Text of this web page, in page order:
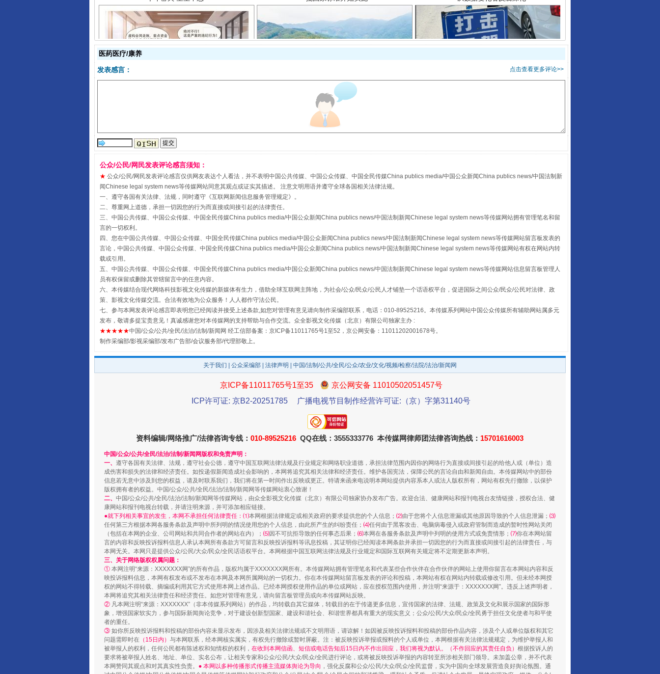
受贿1.44亿！段成刚被判无期
全民健身五年计划来了！等你上场
阿坝州三大球赛在茂县开幕 规模最大的光氢储一体化项目 走走走！国家喊你健身啦
国家大学科技园优化重塑工作 镜头丨大暑三秋近
医药医疗/康养
点击查看更多评论>>
发表感言：
公众/公民/网民发表评论感言须知：
★ 公众/公民/网民发表评论感言仅供网友表达个人看法，并不表明中国公共传媒、中国公众传媒、中国全民传媒China publics media/中国公众新闻China publics news/中国法制新
闻Chinese legal system news等传媒网站同意其观点或证实其描述。 注意文明用语并遵守全球各国相关法律法规。
一、遵守各国有关法律、法规，同时遵守《互联网新闻信息服务管理规定》。
二、尊重网上道德，承担一切因您的行为而直接或间接引起的法律责任。
三、中国公共传媒、中国公众传媒、中国全民传媒China publics media/中国公众新闻China publics news/中国法制新闻Chinese legal system news等传媒网站拥有管理笔名和留
言的一切权利。
四、您在中国公共传媒、中国公众传媒、中国全民传媒China publics media/中国公众新闻China publics news/中国法制新闻Chinese legal system news等传媒网站留言板发表的
言论，中国公共传媒、中国公众传媒、中国全民传媒China publics media/中国公众新闻China publics news/中国法制新闻Chinese legal system news等传媒网站有权在网站内转
载或引用。
五、中国公共传媒、中国公众传媒、中国全民传媒China publics media/中国公众新闻China publics news/中国法制新闻Chinese legal system news等传媒网站信息留言板管理人
员有权保留或删除其管辖留言中的任意内容。
六、本传媒结合现代网络科技影视文化传媒的新媒体有生力，借助全球互联网主阵地，为社会/公众/民众/公民人才铺垫一个话语权平台，促进国际之间公众/民众/公民对法律、政
策、影视文化传媒交流。合法有效地为公众服务！人人都作守法公民。
七、参与本网发表评论感言即表明您已经阅读并接受上述条款,如您对管理有意见请向制作采编部联系，电话：010-89525216。本传媒系列网站中国公众传媒所有辅助网站属多元
发布，敬请多提宝贵意见！真诚感谢您对本传媒网的支持帮助与合作交流。众全影视文化传媒（北京）有限公司独家主办 :
★★★★★中国/公众/公共/全民/法治/法制/新闻网 经工信部备案：京ICP备11011765号1至52，京公网安备：11011202001678号。
制作采编部/影视采编部/发布广告部/会议服务部/代理部敬上。
关于我们 公众采编部 法律声明 | 中国/法制/公共/全民/公众/农业/文化/视频/检察/法院/法治/新闻网
京ICP备11011765号1至35
京公网安备 11010502051457号
ICP许可证: 京B2-20251785
广播电视节目制作经营许可证:（京）字第31140号
资料编辑/网络推广/法律咨询专线： 010-89525216 QQ在线：3555333776 本传媒网律师团法律咨询热线： 15701616003
中国/公众/公共/全民/法治/法制/新闻网版权和免责声明：
一、 遵守各国有关法律、法规，遵守社会公德，遵守中国互联网法律法规及行业规定和网络职业道德，承担法律范围内因你的网络行为直接或间接引起的给他人或（单位）造
成伤害和损失的法律和经济责任。如投递假新闻造成社会影响的，本网将追究其相关法律和经济责任。维护各国宪法，保障公民的言论自由和新闻自由。本传媒网站中的部份
信息若无意中涉及到您的权益，请及时联系我们，我们将在第一时间作出反映或更正。特请来函来电说明本网站提供内容系本人或法人版权所有，网站有权先行撤除，以保护
版权拥有者的权益。中国/公众/公共/全民/法治/法制/新闻网等传媒网站衷心致谢！
二、 中国/公众/公共/全民/法治/法制/新闻网等传媒网站，由众全影视文化传媒（北京）有限公司独家协办发布广告。欢迎合法、健康网站和报刊电视台友情链接，授权合法、健
康网站和报刊电视台转载，并请注明来源，并可添加相应链接。
●就下列相关事宜的发生，本网不承担任何法律责任：⑴本网根据法律规定或相关政府的要求提供您的个人信息； ⑵由于您将个人信息泄漏或其他原因导致的个人信息泄漏； ⑶
任何第三方根据本网各服务条款及声明中所列明的情况使用您的个人信息，由此所产生的纠纷责任； ⑷任何由于黑客攻击、电脑病毒侵入或政府管制而造成的暂时性网站关闭
（包括在本网的企业、公司网站和共同合作者的网站在内）； ⑸因不可抗拒导致的任何事态后果； ⑹本网在各服务条款及声明中列明的使用方式或免责情形； ⑺你在本网站留
言的内容和反映投诉报料信息人承认本网所有条款方可留言和反映投诉报料等讯息投稿，其证明你已经阅读本网条款并承担一切因您的行为而直接或间接引起的法律责任，与
本网无关。本网只是提供公众/公民/大众/民众/全民话语权平台。本网根据中国互联网法律法规及行业规定和国际互联网有关规定将不定期更新本声明。
三、关于网络版权权属问题：
① 本网注明“来源：XXXXXXX网”的所有作品，版权均属于XXXXXXX网所有。本传媒网站拥有管理笔名和代表某些合作伙伴在合作伙伴的网站上使用你留言在本网站内容和反
映投诉报料信息，本网有权发布或不发布在本网及本网所属网站的一切权力。你在本传媒网站留言板发表的评论和投稿，本网站有权在网站内转载或修改引用。但未经本网授
权的网站不得转载、摘编或利用其它方式使用本网上述作品。已经本网授权使用作品的单位或网站，应在授权范围内使用，并注明“来源于：XXXXXXX网”。违反上述声明者，
本网将追究其相关法律责任和经济责任。如您对管理有意见，请向留言板管理员或向本传媒网站反映。
② 凡本网注明“来源：XXXXXXX”（非本传媒系列网站）的作品，均转载自其它媒体，转载目的在于传递更多信息，宣传国家的法律、法规、政策及文化和展示国家的国际形
象，增强国家软实力，参与国际新闻舆论竞争，对于建设创新型国家、建设和谐社会、和谐世界都具有重大的现实意义；公众/公民/大众/民众/全民勇于担任文化使者与和平使
者的重任。
③ 如你所反映投诉报料和投稿的部份内容未显示发布，因涉及相关法律法规或不文明用语，请谅解！如因被反映投诉报料和投稿的部份作品内容，涉及个人或单位版权和其它
问题需即时在 （15日内） 与本网联系，经本网核实属实，有权先行撤除或暂时屏蔽。注：被反映投诉举报或报料的个人或单位，本网根据有关法律法规规定，为维护举报人和
被举报人的权利，任何公民都有陈述权和知情权的权利， 在收到本网信函、短信或电话告知后15日内不作出回应，我们将视为默认。（不作回应的其责任自负） 根据投诉人的
要求将被举报人姓名、地址、单位、实名公布，让相关专家和公众/公民/大众/民众/全民进行评论，或将被反映投诉举报的内容转至所涉相关部门领导。未加盖公章，并不代表
本网赞同其观点和对其真实性负责。 ● 本网以多种传播形式传播主流媒体舆论为导向 ，强化反腐和公众/公民/大众/民众/全民监督，实为中国向全球发展营造良好舆论氛围。通